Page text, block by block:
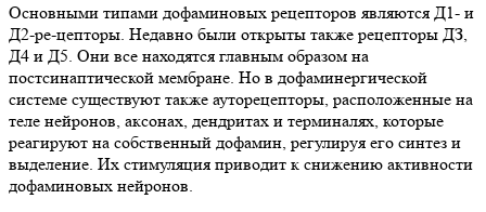
Основными типами дофаминовых рецепторов являются Д1- и
Д2-ре-цепторы. Недавно были открыты также рецепторы ДЗ,
Д4 и Д5. Они все находятся главным образом на
постсинаптической мембране. Но в дофаминергической
системе существуют также ауторецепторы, расположенные на
теле нейронов, аксонах, дендритах и терминалях, которые
реагируют на собственный дофамин, регулируя его синтез и
выделение. Их стимуляция приводит к снижению активности
дофаминовых нейронов.